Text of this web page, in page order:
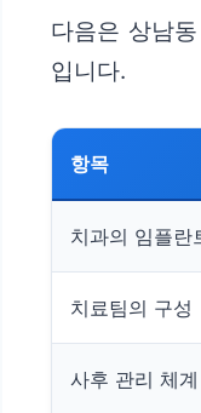
다음은 상남
입니다.
항목
치과의 임플란
치료팀의 구성
사후 관리 체계